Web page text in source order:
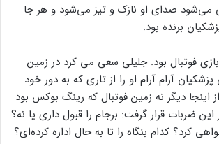
گفتار و رفتار جلیلی کاملا آنالیز شده و آرام
گذاشتن بر روی نقاط حساس او را به خشم
برنده بود.
فوتبال بود. جلیلی سعی می کرد در زمین
آرام آرام او را از تاری که به دور خود
اینجا دیگر نه زمین فوتبال که رینگ بوکس بود